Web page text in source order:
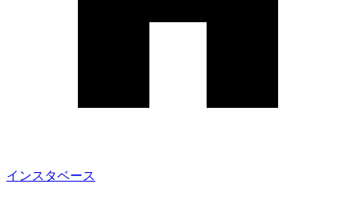
インスタベース